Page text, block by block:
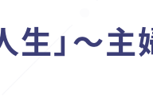
生」～主